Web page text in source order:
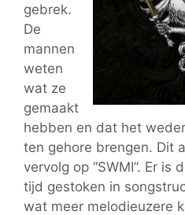
gebrek.
De
mannen
weten
wat ze
gemaakt
hebben en dat het
ten gehore brengen. Dit
vervolg op “SWMI”. Er
tijd gestoken in
wat meer melodieuzere